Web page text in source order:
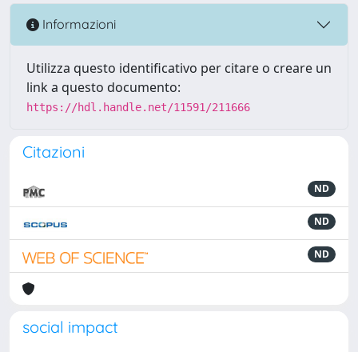
Informazioni
Utilizza questo identificativo per citare o creare un
link a questo documento:
https://hdl.handle.net/11591/211666
Citazioni
ND
ND
ND
social impact